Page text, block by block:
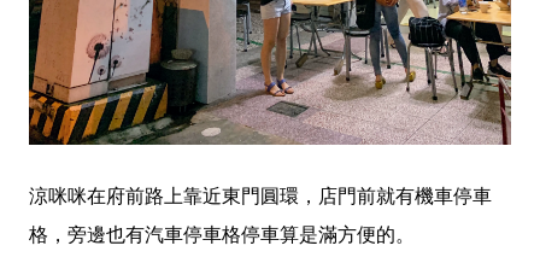
涼咪咪在府前路上靠近東門圓環，店門前就有機車停車
格，旁邊也有汽車停車格停車算是滿方便的。